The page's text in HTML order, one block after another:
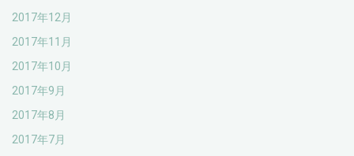
2017年12月
2017年11月
2017年10月
2017年9月
2017年8月
2017年7月